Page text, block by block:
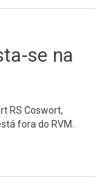
se na
RS Coswort,
fora do RVM.